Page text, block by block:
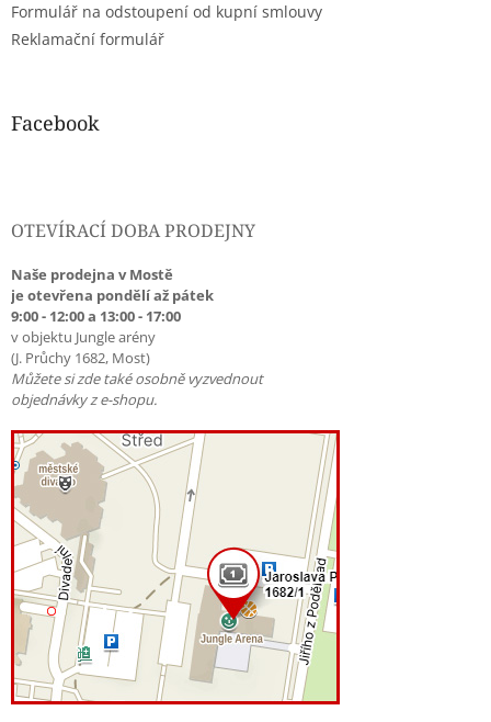
Formulář na odstoupení od kupní smlouvy
Reklamační formulář
Facebook
OTEVÍRACÍ DOBA PRODEJNY
Naše prodejna v Mostě
je otevřena pondělí až pátek
9:00 - 12:00 a 13:00 - 17:00
v objektu Jungle arény
(J. Průchy 1682, Most)
Můžete si zde také osobně vyzvednout
objednávky z e-shopu.